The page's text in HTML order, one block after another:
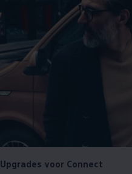
Upgrades voor Connect